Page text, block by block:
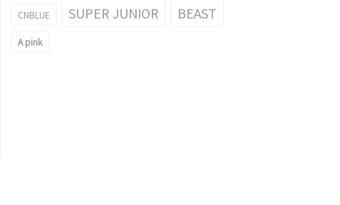
撒嬌太難了！TWICE 子瑜的gif成為了
CNBLUE SUPER JUNIOR BEAST
A pink